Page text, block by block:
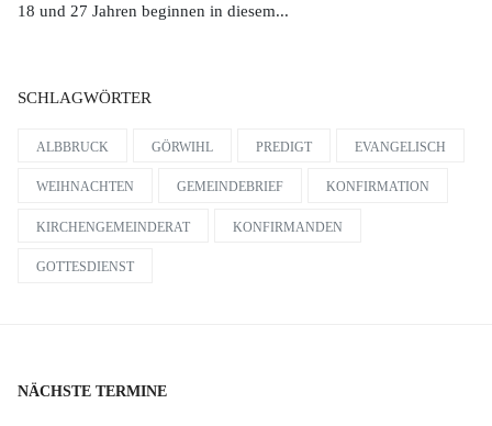
18 und 27 Jahren beginnen in diesem...
SCHLAGWÖRTER
ALBBRUCK GÖRWIHL PREDIGT EVANGELISCH
WEIHNACHTEN GEMEINDEBRIEF KONFIRMATION
KIRCHENGEMEINDERAT KONFIRMANDEN
GOTTESDIENST
NÄCHSTE TERMINE